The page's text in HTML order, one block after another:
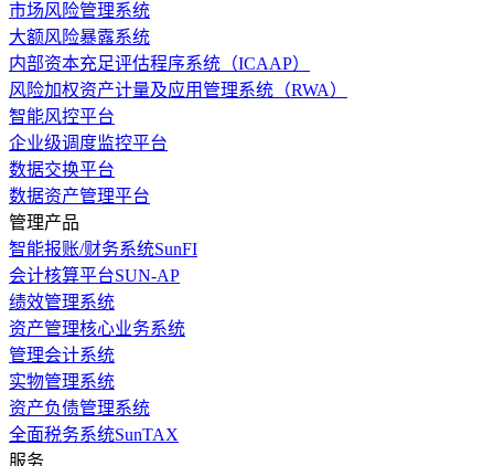
市场风险管理系统
大额风险暴露系统
内部资本充足评估程序系统（ICAAP）
风险加权资产计量及应用管理系统（RWA）
智能风控平台
企业级调度监控平台
数据交换平台
数据资产管理平台
管理产品
智能报账/财务系统SunFI
会计核算平台SUN-AP
绩效管理系统
资产管理核心业务系统
管理会计系统
实物管理系统
资产负债管理系统
全面税务系统SunTAX
服务